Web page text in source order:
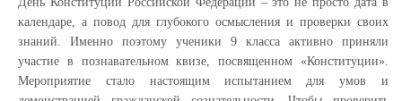
календаре, а повод для глубокого осмысления и проверки своих
знаний. Именно поэтому ученики 9 класса активно приняли
участие в познавательном квизе, посвященном «Конституции».
Мероприятие стало настоящим испытанием для умов и